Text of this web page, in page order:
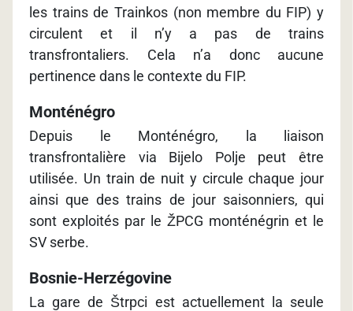
les trains de Trainkos (non membre du FIP) y
circulent et il n’y a pas de trains
transfrontaliers. Cela n’a donc aucune
pertinence dans le contexte du FIP.
Monténégro
Depuis le Monténégro, la liaison
transfrontalière via Bijelo Polje peut être
utilisée. Un train de nuit y circule chaque jour
ainsi que des trains de jour saisonniers, qui
sont exploités par le ŽPCG monténégrin et le
SV serbe.
Bosnie-Herzégovine
La gare de Štrpci est actuellement la seule